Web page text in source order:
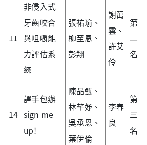
11
非侵入式
牙齒咬合
與咀嚼能
力評估系
統
張祐瑜、
柳至恩、
彭翔
謝萬
雲、
許艾
伶
第
二
名
14
譯手包辦
sign me
up!
陳品甄、
林芊妤、
吳承恩、
葉伊倫
李春
良
第
三
名